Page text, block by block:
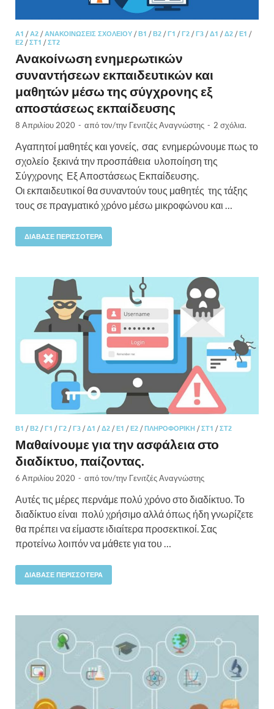
Α1 /Α2 /ΑΝΑΚΟΙΝΏΣΕΙΣ ΣΧΟΛΕΊΟΥ /Β1 /Β2 /Γ1 /Γ2 /Γ3 /Δ1 /Δ2 /Ε1 /
Ε2 /ΣΤ1 /ΣΤ2
Ανακοίνωση ενημερωτικών
συναντήσεων εκπαιδευτικών και
μαθητών μέσω της σύγχρονης εξ
αποστάσεως εκπαίδευσης
8 Απριλίου 2020 - από τον/την Γενιτζές Αναγνώστης - 2 σχόλια.
Αγαπητοί μαθητές και γονείς, σας ενημερώνουμε πως το
σχολείο ξεκινά την προσπάθεια υλοποίηση της
Σύγχρονης Εξ Αποστάσεως Εκπαίδευσης.
Οι εκπαιδευτικοί θα συναντούν τους μαθητές της τάξης
τους σε πραγματικό χρόνο μέσω μικροφώνου και …
ΔΙΆΒΑΣΕ ΠΕΡΙΣΣΌΤΕΡΑ
Β1 /Β2 /Γ1 /Γ2 /Γ3 /Δ1 /Δ2 /Ε1 /Ε2 /ΠΛΗΡΟΦΟΡΙΚΉ /ΣΤ1 /ΣΤ2
Μαθαίνουμε για την ασφάλεια στο
διαδίκτυο, παίζοντας.
6 Απριλίου 2020 - από τον/την Γενιτζές Αναγνώστης
Αυτές τις μέρες περνάμε πολύ χρόνο στο διαδίκτυο. Το
διαδίκτυο είναι πολύ χρήσιμο αλλά όπως ήδη γνωρίζετε
θα πρέπει να είμαστε ιδιαίτερα προσεκτικοί. Σας
προτείνω λοιπόν να μάθετε για του …
ΔΙΆΒΑΣΕ ΠΕΡΙΣΣΌΤΕΡΑ